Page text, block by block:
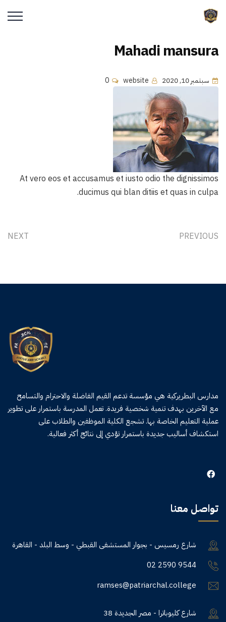
Mahadi mansura
سبتمبر 10, 2020
At vero eos et accusamus et iusto odio the dignissimos
ducimus qui blan ditiis et quas in culpa.
PREVIOUS
NEXT
مدارس البطريركية هي مؤسسة تدعم القيم الفاضلة والاحترام والتسامح
مع الآخرين بهدف تنمية شخصية فريدة. تعمل المدرسة باستمرار على تطوير
عملية التعليم الخاصة بها. تشجع الكلية الموظفين والطلاب على
استكشاف أساليب جديدة باستمرار تؤدي إلى نتائج أكثر فعالية.
تواصل معنا
شارع رمسيس - بجوار المستشفى القبطي - وسط البلد - القاهرة
02 2590 9544
ramses@patriarchal.college
38 شارع كليوباترا - مصر الجديدة